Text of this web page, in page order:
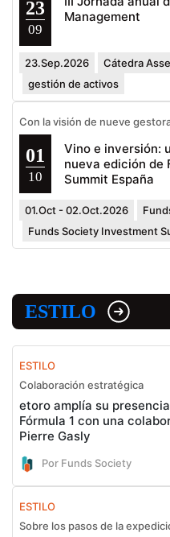
23
09
Management
23.Sep.2026
Cátedra
gestión de activos
Con la visión de nueve
01
10
Vino e inversión:
nueva edición de
Summit España
01.Oct - 02.Oct.2026
Funds Society Investment
ESTILO
ESTILO
Colaboración estratégica
etoro amplía su
Fórmula 1 con una
Pierre Gasly
Por Funds Society
ESTILO
Sobre los pasos de la